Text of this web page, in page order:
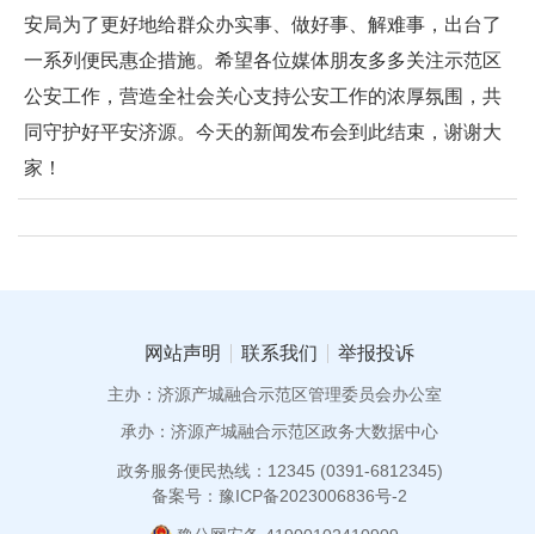
安局为了更好地给群众办实事、做好事、解难事，出台了
一系列便民惠企措施。希望各位媒体朋友多多关注示范区
公安工作，营造全社会关心支持公安工作的浓厚氛围，共
同守护好平安济源。今天的新闻发布会到此结束，谢谢大
家！
网站声明 联系我们 举报投诉
主办：济源产城融合示范区管理委员会办公室
承办：济源产城融合示范区政务大数据中心
政务服务便民热线：12345 (0391-6812345)
备案号：豫ICP备2023006836号-2